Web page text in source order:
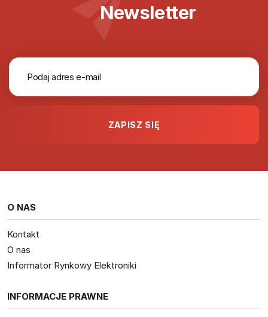
Newsletter
O NAS
Kontakt
O nas
Informator Rynkowy Elektroniki
INFORMACJE PRAWNE